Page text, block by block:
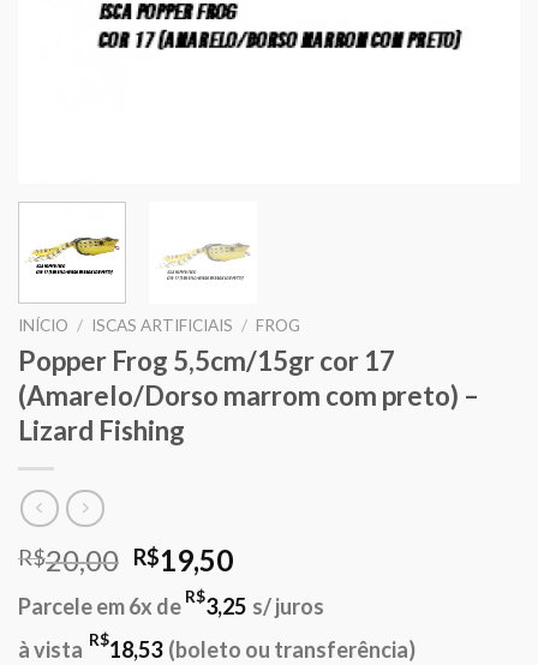
INÍCIO / ISCAS ARTIFICIAIS / FROG
Popper Frog 5,5cm/15gr cor 17
(Amarelo/Dorso marrom com preto) –
Lizard Fishing
R$20,00 O
preço
original
era:
R$19,50O
atual
é:
Parcele em 6x de R$3,25 s/ juros
à vista R$18,53 (boleto ou transferência)